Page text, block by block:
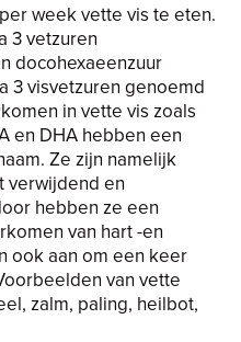
week vette vis te eten.
3 vetzuren
docohexaeenzuur
3 visvetzuren genoemd
in vette vis zoals
en DHA hebben een
Ze zijn namelijk
verwijdend en
hebben ze een
van hart -en
ook aan om een keer
van vette
zalm, paling, heilbot,